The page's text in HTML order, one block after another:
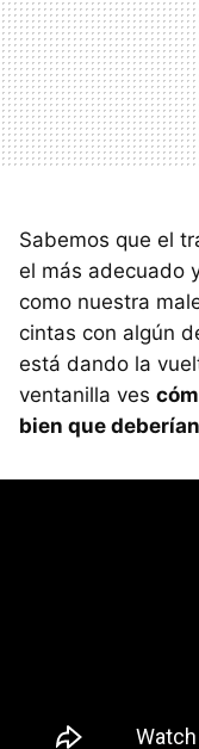
Sabemos que el
el más adecuado
como nuestra
cintas con algún
está dando la
ventanilla ves
bien que deberían